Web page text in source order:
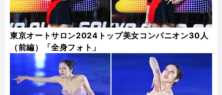
東京オートサロン2024トップ美女コンパニオン30人
（前編）「全身フォト」